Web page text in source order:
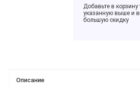
Добавьте в
указанную выше и
большую скидку
Описание